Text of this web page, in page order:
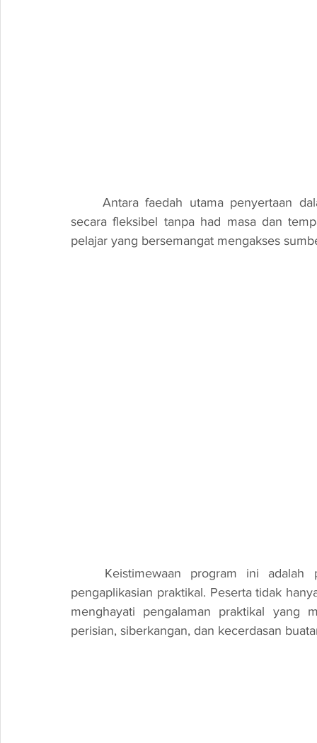
secara fleksibel tanpa had masa dan
pelajar yang bersemangat mengakses
pengaplikasian praktikal. Peserta tidak
menghayati pengalaman praktikal yang
perisian, siberkangan, dan kecerdasan